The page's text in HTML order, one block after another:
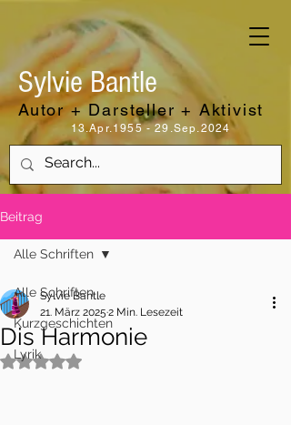
Sylvie Bantle
Autor + Darsteller + Aktivist
13.Apr.1955 - 29.Sep.2024
Beitrag
Alle Schriften
Kurzgeschichten
Lyrik
Alle Schriften
Dis Harmonie
Sylvie Bantle
21. März 2025 2 Min. Lesezeit
Mit NaN von 5 Sternen bewertet.